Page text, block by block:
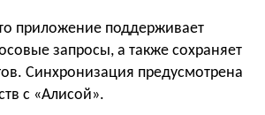
приложение поддерживает
запросы, а также сохраняет
Синхронизация предусмотрена
с «Алисой».